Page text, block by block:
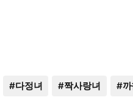
#다정녀 #짝사랑녀 #까